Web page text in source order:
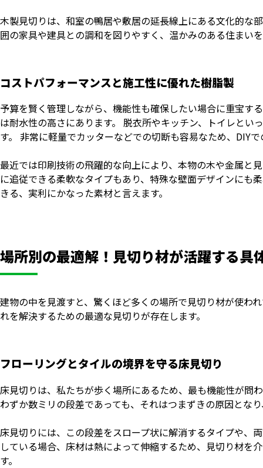
木製見切りは、和室の鴨居や敷居の延長線上にある文化的な
囲の家具や建具との調和を図りやすく、温かみのある住まい
コストパフォーマンスと施工性に優れた樹脂製
予算を賢く管理しながら、機能性も確保したい場合に重宝す
は耐水性の高さにあります。 脱衣所やキッチン、トイレと
す。 非常に軽量でカッターなどでの切断も容易なため、DIY
最近では印刷技術の飛躍的な向上により、本物の木や金属と
に追従できる柔軟なタイプもあり、特殊な壁面デザインにも
きる、実利にかなった素材と言えます。
場所別の最適解！見切り材が活躍する具
建物の中を見渡すと、驚くほど多くの場所で見切り材が使わ
れを解決するための最適な見切りが存在します。
フローリングとタイルの境界を守る床見切り
床見切りは、私たちが歩く場所にあるため、最も機能性が問
わずか数ミリの段差であっても、それはつまずきの原因とな
床見切りには、この段差をスロープ状に解消するタイプや、
している場合、床材は熱によって伸縮するため、見切り材を
す。